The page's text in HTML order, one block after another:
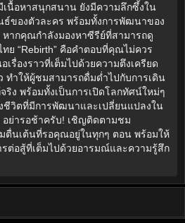
เนื้อหาสนุกสนาน ยังมีความลึกซึ้งใน
ของตัวละคร พร้อมทั้งการพัฒนาของ
ากคุณกำลังมองหาซีรีย์ที่สามารถดู
ย “Rebirth” คือคำตอบที่คุณไม่ควร
เรื่องราวที่เต็มไปด้วยความตึงเครียด
ทำให้ผู้ชมสามารถดื่มด่ำไปกับการเดิน
ริง พร้อมทั้งเป็นการเปิดโลกทัศน์ใหม่ๆ
วิตที่มีการพัฒนาและเปลี่ยนแปลงใน
อย่ารอช้าครับ! เชิญติดตามชม
ตื่นเต้นที่รอคุณอยู่ในทุกๆ ตอน พร้อมให้
ต่อสู้ที่เต็มไปด้วยอารมณ์และความรู้สึก